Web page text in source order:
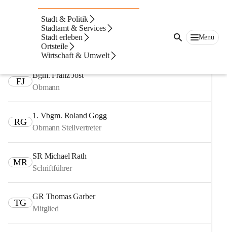
Stadt & Politik
Stadtamt & Services
Stadt erleben
Ortsteile
Wirtschaft & Umwelt
Menü
Fachausschüsse
Ausschuss für Finanzen, Recht und Wirtschaft
FJ
Bgm. Franz Jost
Obmann
RG
1. Vbgm. Roland Gogg
Obmann Stellvertreter
MR
SR Michael Rath
Schriftführer
TG
GR Thomas Garber
Mitglied